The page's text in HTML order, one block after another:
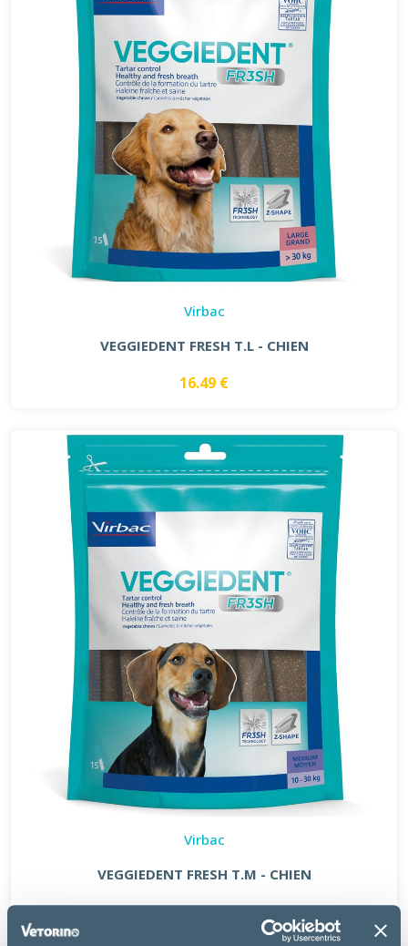
Virbac
VEGGIEDENT FRESH T.L - CHIEN
16.49 €
Virbac
VEGGIEDENT FRESH T.M - CHIEN
14.99 €